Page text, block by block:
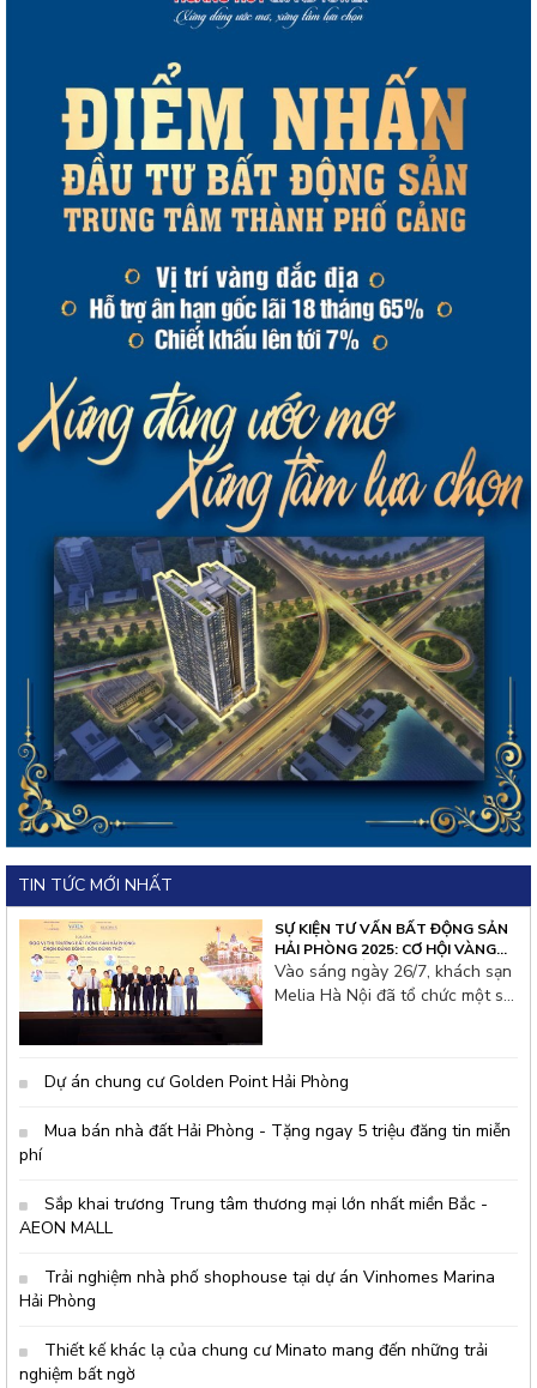
TIN TỨC MỚI NHẤT
SỰ KIỆN TƯ VẤN BẤT ĐỘNG SẢN
HẢI PHÒNG 2025: CƠ HỘI VÀNG
CHO NHÀ ĐẦU TƯ THỦ ĐÔ
Vào sáng ngày 26/7, khách sạn
Melia Hà Nội đã tổ chức một sự
Không khí hội thảo tại đây rất
Dự án chung cư Golden Point Hải Phòng
Mua bán nhà đất Hải Phòng - Tặng ngay 5 triệu đăng tin miễn
phí
Sắp khai trương Trung tâm thương mại lớn nhất miền Bắc -
AEON MALL
Trải nghiệm nhà phố shophouse tại dự án Vinhomes Marina
Hải Phòng
Thiết kế khác lạ của chung cư Minato mang đến những trải
nghiệm bất ngờ